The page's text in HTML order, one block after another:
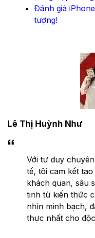
Đánh giá
tượng!
Lê Thị Huỳnh Như
Với tư duy
tế, tôi cam kết
khách quan, sâu
tinh từ kiến thức
nhìn minh bạch,
thực nhất cho